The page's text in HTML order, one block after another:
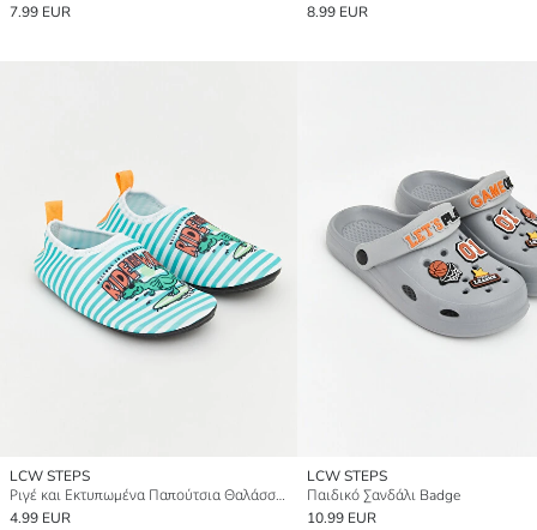
7.99 EUR
8.99 EUR
LCW STEPS
Ριγέ και Εκτυπωμένα Παπούτσια Θαλάσσης για αγόρια μωρά
4.99 EUR
LCW STEPS
Παιδικό Σανδάλι Badge
10.99 EUR